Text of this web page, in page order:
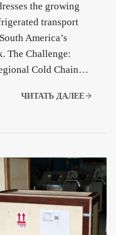
the growing
transport
America’s
The Challenge:
Cold Chain…
ЧИТАТЬ ДАЛЕЕ